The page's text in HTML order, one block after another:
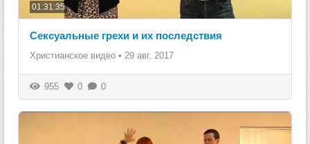
01:31:35
Сексуальные грехи и их последствия
Христианское видео • 29 авг, 2017
955 0 0